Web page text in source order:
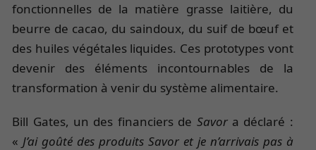
fonctionnelles de la matière grasse laitière, du
beurre de cacao, du saindoux, du suif de bœuf et
des huiles végétales liquides. Ces prototypes vont
devenir des éléments incontournables de la
transformation à venir du système alimentaire.
Bill Gates, un des financiers de Savor a déclaré :
« J’ai goûté des produits Savor et je n’arrivais pas à